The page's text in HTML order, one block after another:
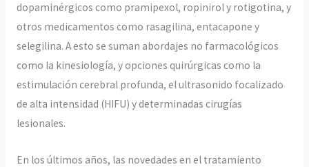
dopaminérgicos como pramipexol, ropinirol y rotigotina, y
otros medicamentos como rasagilina, entacapone y
selegilina. A esto se suman abordajes no farmacológicos
como la kinesiología, y opciones quirúrgicas como la
estimulación cerebral profunda, el ultrasonido focalizado
de alta intensidad (HIFU) y determinadas cirugías
lesionales.
En los últimos años, las novedades en el tratamiento